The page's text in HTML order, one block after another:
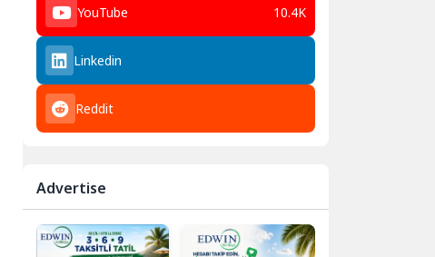
YouTube 10.4K
Linkedin
Reddit
Advertise